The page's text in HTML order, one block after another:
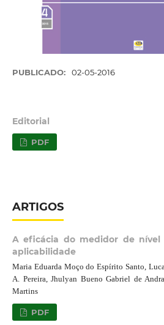
PUBLICADO: 02-05-2016
Editorial
PDF
ARTIGOS
A eficácia do medidor de
aplicabilidade
Maria Eduarda Moço do Espírito Santo,
A. Pereira, Jhulyan Bueno Gabriel de
Martins
PDF